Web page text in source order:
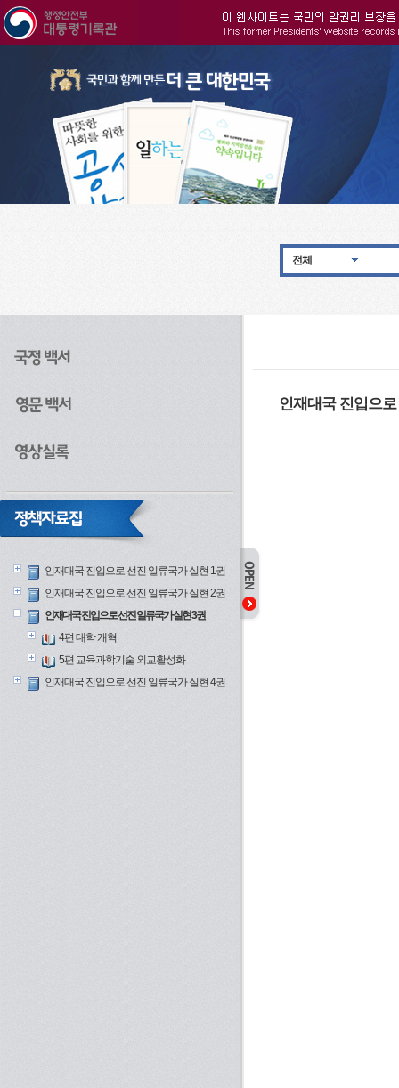
전체
인재대국 진입으로 선진 일류국가 실현 1권
인재대국 진입으로 선진 일류국가 실현 2권
인재대국 진입으로 선진 일류국가 실현 3권
4편 대학 개혁
5편 교육과학기술 외교활성화
인재대국 진입으로 선진 일류국가 실현 4권
인재대국 진입으